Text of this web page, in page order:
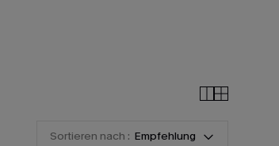
Sortieren nach : Empfehlung